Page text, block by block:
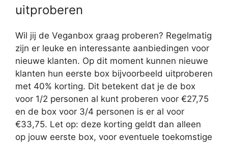
uitproberen
Wil jij de Veganbox graag proberen? Regelmatig
zijn er leuke en interessante aanbiedingen voor
nieuwe klanten. Op dit moment kunnen nieuwe
klanten hun eerste box bijvoorbeeld uitproberen
met 40% korting. Dit betekent dat je de box
voor 1/2 personen al kunt proberen voor €27,75
en de box voor 3/4 personen is er al voor
€33,75. Let op: deze korting geldt dan alleen
op jouw eerste box, voor eventuele toekomstige